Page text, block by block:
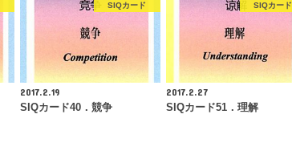
SIQカード
2017.2.19
SIQカード40．競争
SIQカード
2017.2.27
SIQカード51．理解